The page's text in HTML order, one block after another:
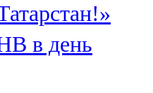
в день